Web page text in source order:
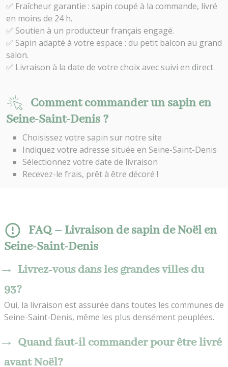
✅ Fraîcheur garantie : sapin coupé à la commande, livré
en moins de 24 h.
✅ Soutien à un producteur français engagé.
✅ Sapin adapté à votre espace : du petit balcon au grand
salon.
✅ Livraison à la date de votre choix avec suivi en direct.
Comment commander un sapin en
Seine-Saint-Denis ?
Choisissez votre sapin sur notre site
Indiquez votre adresse située en Seine-Saint-Denis
Sélectionnez votre date de livraison
Recevez-le frais, prêt à être décoré !
FAQ – Livraison de sapin de Noël en
Seine-Saint-Denis
Livrez-vous dans les grandes villes du
93?
Oui, la livraison est assurée dans toutes les communes de
Seine-Saint-Denis, même les plus densément peuplées.
Quand faut-il commander pour être livré
avant Noël?